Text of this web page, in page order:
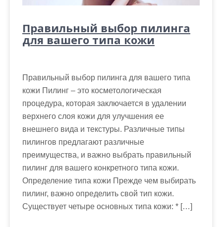
Правильный выбор пилинга
для вашего типа кожи
Правильный выбор пилинга для вашего типа
кожи Пилинг – это косметологическая
процедура, которая заключается в удалении
верхнего слоя кожи для улучшения ее
внешнего вида и текстуры. Различные типы
пилингов предлагают различные
преимущества, и важно выбрать правильный
пилинг для вашего конкретного типа кожи.
Определение типа кожи Прежде чем выбирать
пилинг, важно определить свой тип кожи.
Существует четыре основных типа кожи: * […]